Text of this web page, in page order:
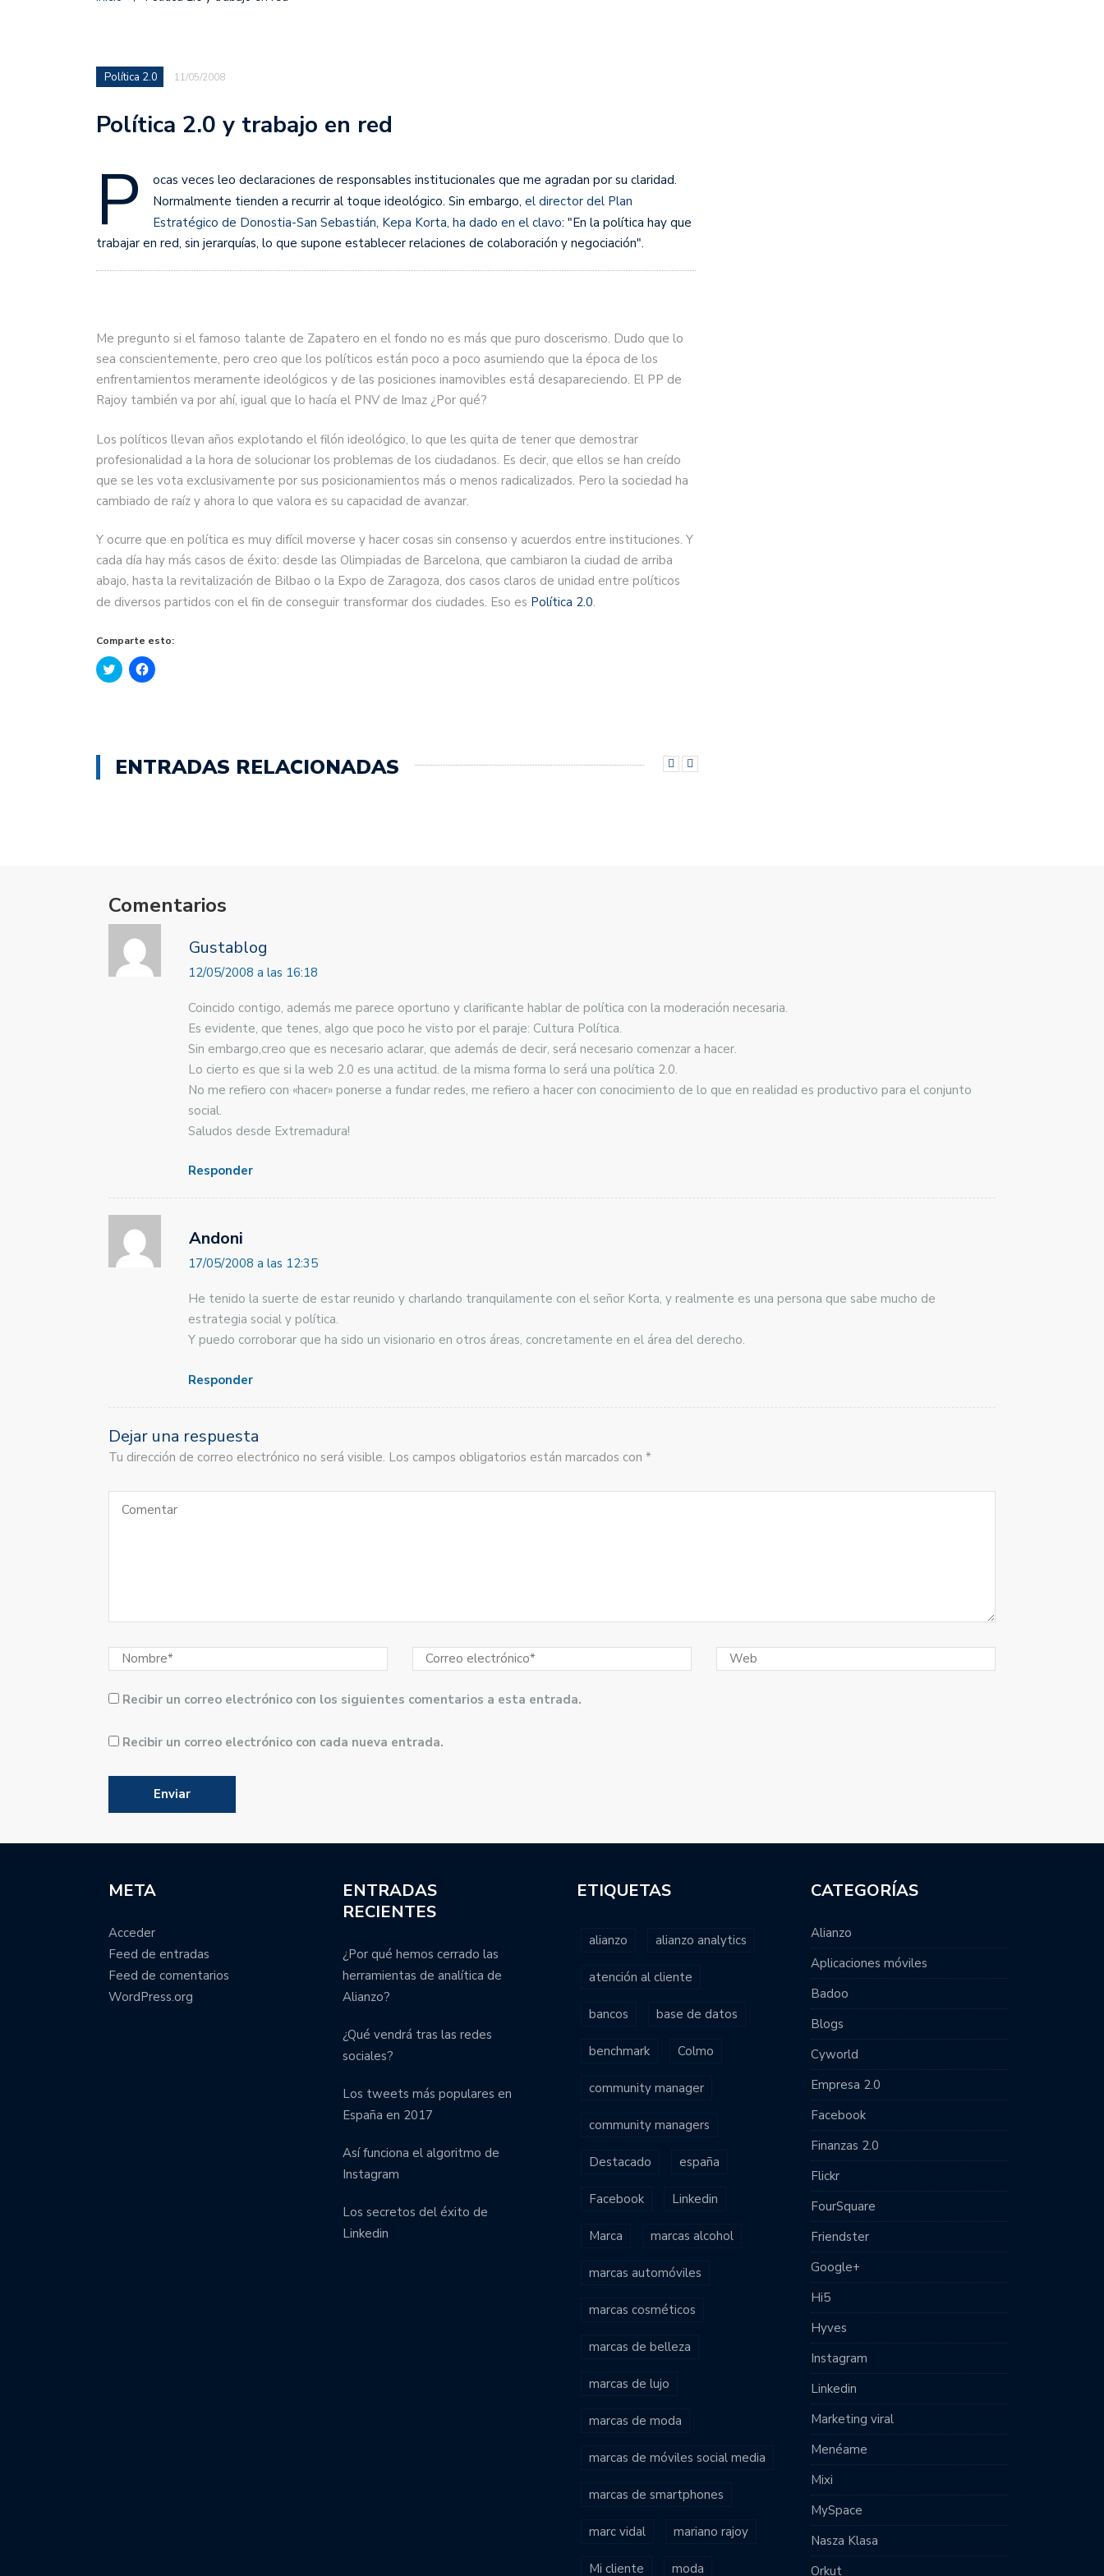
Política 2.0 11/05/2008
Política 2.0 y trabajo en red
P
ocas veces leo declaraciones de responsables institucionales que me agradan por su claridad.
Normalmente tienden a recurrir al toque ideológico. Sin embargo, el director del Plan
Estratégico de Donostia-San Sebastián, Kepa Korta, ha dado en el clavo: "En la política hay que
trabajar en red, sin jerarquías, lo que supone establecer relaciones de colaboración y negociación".
Me pregunto si el famoso talante de Zapatero en el fondo no es más que puro doscerismo. Dudo que lo
sea conscientemente, pero creo que los políticos están poco a poco asumiendo que la época de los
enfrentamientos meramente ideológicos y de las posiciones inamovibles está desapareciendo. El PP de
Rajoy también va por ahí, igual que lo hacía el PNV de Imaz ¿Por qué?
Los políticos llevan años explotando el filón ideológico, lo que les quita de tener que demostrar
profesionalidad a la hora de solucionar los problemas de los ciudadanos. Es decir, que ellos se han creído
que se les vota exclusivamente por sus posicionamientos más o menos radicalizados. Pero la sociedad ha
cambiado de raíz y ahora lo que valora es su capacidad de avanzar.
Y ocurre que en política es muy difícil moverse y hacer cosas sin consenso y acuerdos entre instituciones. Y
cada día hay más casos de éxito: desde las Olimpiadas de Barcelona, que cambiaron la ciudad de arriba
abajo, hasta la revitalización de Bilbao o la Expo de Zaragoza, dos casos claros de unidad entre políticos
de diversos partidos con el fin de conseguir transformar dos ciudades. Eso es Política 2.0.
Comparte esto:
Haz
clic
una
ventana
Haz
clic
una
ventana
ENTRADAS RELACIONADAS
Comentarios
Gustablog
12/05/2008 a las 16:18
Coincido contigo, además me parece oportuno y clarificante hablar de política con la moderación necesaria.
Es evidente, que tenes, algo que poco he visto por el paraje: Cultura Política.
Sin embargo,creo que es necesario aclarar, que además de decir, será necesario comenzar a hacer.
Lo cierto es que si la web 2.0 es una actitud. de la misma forma lo será una política 2.0.
No me refiero con «hacer» ponerse a fundar redes, me refiero a hacer con conocimiento de lo que en realidad es productivo para el conjunto
social.
Saludos desde Extremadura!
Responder
Andoni
17/05/2008 a las 12:35
He tenido la suerte de estar reunido y charlando tranquilamente con el señor Korta, y realmente es una persona que sabe mucho de
estrategia social y política.
Y puedo corroborar que ha sido un visionario en otros áreas, concretamente en el área del derecho.
Responder
Dejar una respuesta
Tu dirección de correo electrónico no será visible. Los campos obligatorios están marcados con *
Recibir un correo electrónico con los siguientes comentarios a esta entrada.
Recibir un correo electrónico con cada nueva entrada.
META
Acceder
Feed de entradas
Feed de comentarios
WordPress.org
ENTRADAS
RECIENTES
¿Por qué hemos cerrado las
herramientas de analítica de
Alianzo?
¿Qué vendrá tras las redes
sociales?
Los tweets más populares en
España en 2017
Así funciona el algoritmo de
Instagram
Los secretos del éxito de
Linkedin
ETIQUETAS
alianzo alianzo analytics
atención al cliente
bancos base de datos
benchmark Colmo
community manager
community managers
Destacado españa
Facebook Linkedin
Marca marcas alcohol
marcas automóviles
marcas cosméticos
marcas de belleza
marcas de lujo
marcas de moda
marcas de móviles social media
marcas de smartphones
marc vidal mariano rajoy
Mi cliente moda
CATEGORÍAS
Alianzo
Aplicaciones móviles
Badoo
Blogs
Cyworld
Empresa 2.0
Facebook
Finanzas 2.0
Flickr
FourSquare
Friendster
Google+
Hi5
Hyves
Instagram
Linkedin
Marketing viral
Menéame
Mixi
MySpace
Nasza Klasa
Orkut